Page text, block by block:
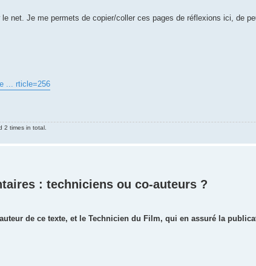
net. Je me permets de copier/coller ces pages de réflexions ici, de
... rticle=256
2 times in total.
: techniciens ou co-auteurs ?
de ce texte, et le Technicien du Film, qui en assuré la